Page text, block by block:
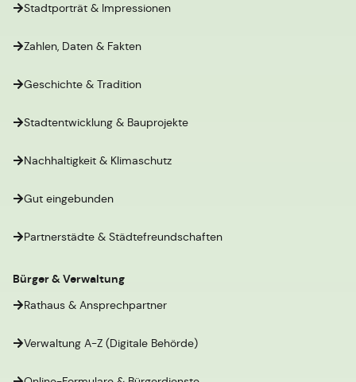
Stadtporträt & Impressionen
Zahlen, Daten & Fakten
Geschichte & Tradition
Stadtentwicklung & Bauprojekte
Nachhaltigkeit & Klimaschutz
Gut eingebunden
Partnerstädte & Städtefreundschaften
Bürger & Verwaltung
Rathaus & Ansprechpartner
Verwaltung A-Z (Digitale Behörde)